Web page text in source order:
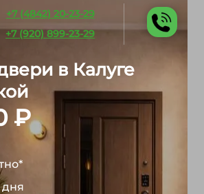
+7 (4842) 20-23-29
+7 (920) 899-23-29
в Калуге
₽
дня